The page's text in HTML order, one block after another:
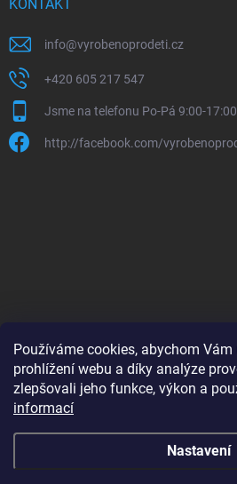
Používáme cookies, abychom
prohlížení webu a díky analýze
zlepšovali jeho funkce, výkon a
informací
Nastavení
KONTAKT
info@vyrobenoprodeti.cz
+420 605 217 547
Jsme na telefonu Po-Pá 9:00-17:00
http://facebook.com/
B2B shop pro obchodníky -